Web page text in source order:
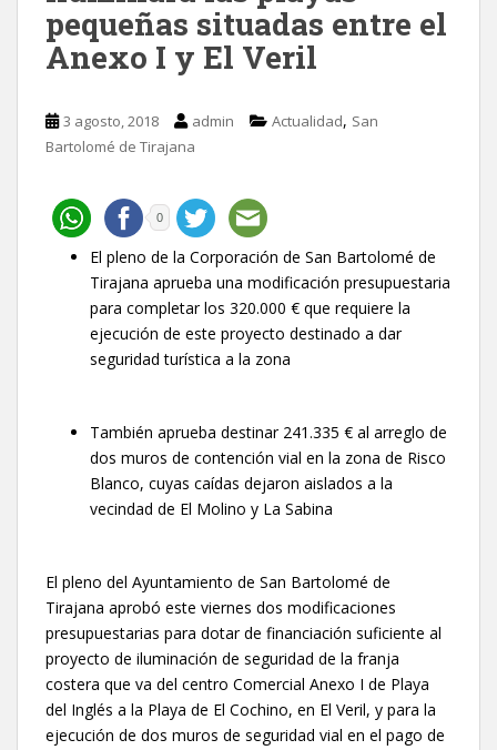
pequeñas situadas entre el
Anexo I y El Veril
3 agosto, 2018 admin Actualidad, San
Bartolomé de Tirajana
0
El pleno de la Corporación de San Bartolomé de
Tirajana aprueba una modificación presupuestaria
para completar los 320.000 € que requiere la
ejecución de este proyecto destinado a dar
seguridad turística a la zona
También aprueba destinar 241.335 € al arreglo de
dos muros de contención vial en la zona de Risco
Blanco, cuyas caídas dejaron aislados a la
vecindad de El Molino y La Sabina
El pleno del Ayuntamiento de San Bartolomé de
Tirajana aprobó este viernes dos modificaciones
presupuestarias para dotar de financiación suficiente al
proyecto de iluminación de seguridad de la franja
costera que va del centro Comercial Anexo I de Playa
del Inglés a la Playa de El Cochino, en El Veril, y para la
ejecución de dos muros de seguridad vial en el pago de